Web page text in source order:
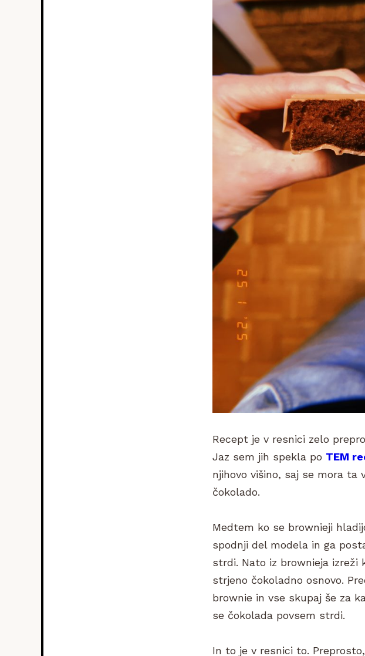
Recept je v resnici zelo
Jaz sem jih spekla po TEM
njihovo višino, saj se mora ta
čokolado.
Medtem ko se brownieji
spodnji del modela in ga
strdi. Nato iz brownieja izreži
strjeno čokoladno osnovo.
brownie in vse skupaj še za
se čokolada povsem strdi.
In to je v resnici to.